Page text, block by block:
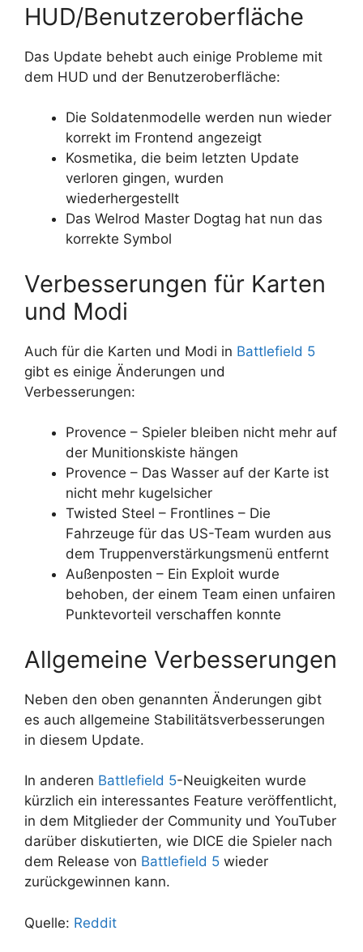
HUD/Benutzeroberfläche
Das Update behebt auch einige Probleme mit
dem HUD und der Benutzeroberfläche:
Die Soldatenmodelle werden nun wieder
korrekt im Frontend angezeigt
Kosmetika, die beim letzten Update
verloren gingen, wurden
wiederhergestellt
Das Welrod Master Dogtag hat nun das
korrekte Symbol
Verbesserungen für Karten
und Modi
Auch für die Karten und Modi in Battlefield 5
gibt es einige Änderungen und
Verbesserungen:
Provence – Spieler bleiben nicht mehr auf
der Munitionskiste hängen
Provence – Das Wasser auf der Karte ist
nicht mehr kugelsicher
Twisted Steel – Frontlines – Die
Fahrzeuge für das US-Team wurden aus
dem Truppenverstärkungsmenü entfernt
Außenposten – Ein Exploit wurde
behoben, der einem Team einen unfairen
Punktevorteil verschaffen konnte
Allgemeine Verbesserungen
Neben den oben genannten Änderungen gibt
es auch allgemeine Stabilitätsverbesserungen
in diesem Update.
In anderen Battlefield 5-Neuigkeiten wurde
kürzlich ein interessantes Feature veröffentlicht,
in dem Mitglieder der Community und YouTuber
darüber diskutierten, wie DICE die Spieler nach
dem Release von Battlefield 5 wieder
zurückgewinnen kann.
Quelle: Reddit